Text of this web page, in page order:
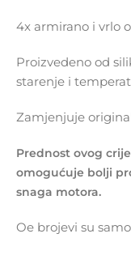
4x armirano i vrlo
Proizvedeno od
starenje i
Zamjenjuje
Prednost ovog
omogućuje bolji
snaga motora.
Oe brojevi su